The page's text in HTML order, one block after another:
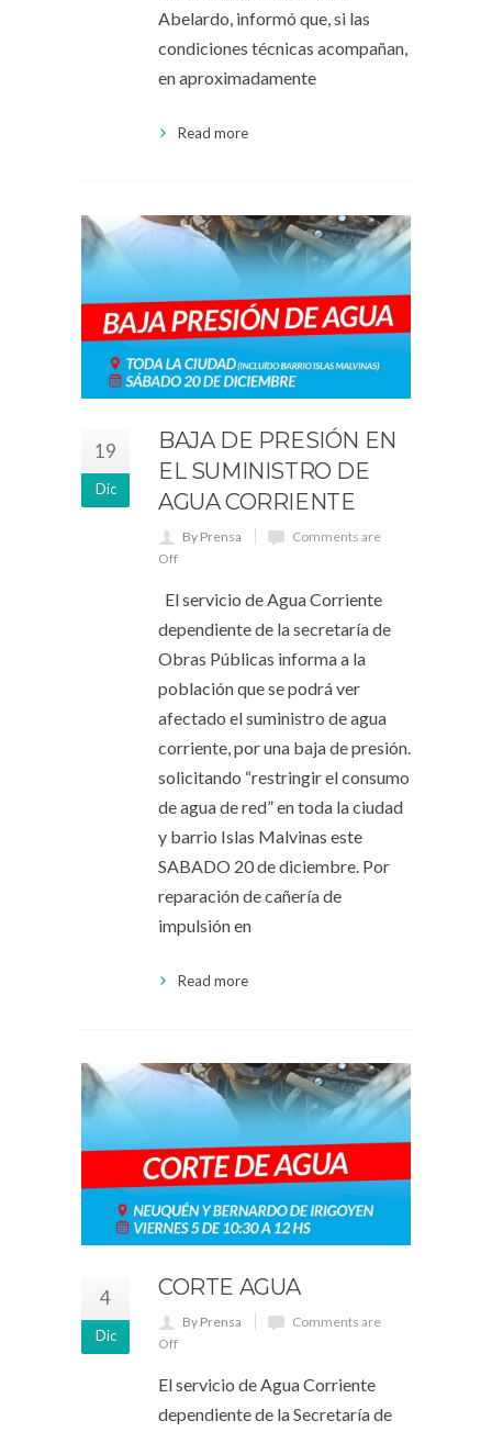
Abelardo, informó que, si las
condiciones técnicas acompañan,
en aproximadamente
Read more
19
Dic
BAJA DE PRESIÓN EN
EL SUMINISTRO DE
AGUA CORRIENTE
By Prensa
Comments are
Off
El servicio de Agua Corriente
dependiente de la secretaría de
Obras Públicas informa a la
población que se podrá ver
afectado el suministro de agua
corriente, por una baja de presión.
solicitando “restringir el consumo
de agua de red” en toda la ciudad
y barrio Islas Malvinas este
SABADO 20 de diciembre. Por
reparación de cañería de
impulsión en
Read more
4
Dic
CORTE AGUA
By Prensa
Comments are
Off
El servicio de Agua Corriente
dependiente de la Secretaría de